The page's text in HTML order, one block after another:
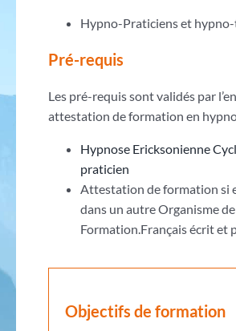
Hypno-Praticiens et
Pré-requis
Les pré-requis sont validés par
attestation de formation en
Hypnose Ericksonienne
praticien
Attestation de formation si
dans un autre Organisme de
Formation.Français écrit et
Objectifs de formation